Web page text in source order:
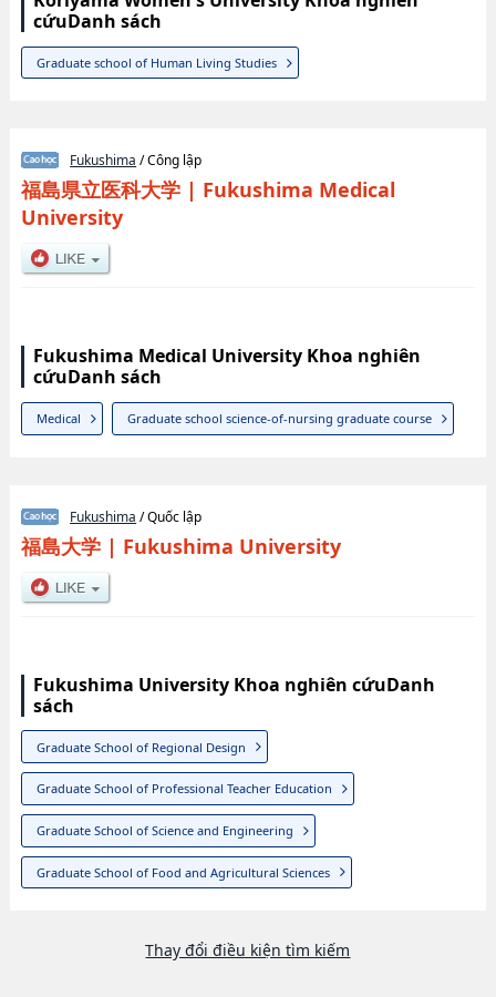
cứuDanh sách
Graduate school of Human Living Studies
Fukushima / Công lập
福島県立医科大学| Fukushima Medical
University
Fukushima Medical University Khoa nghiên
cứuDanh sách
Medical Graduate school science-of-nursing graduate course
Fukushima / Quốc lập
福島大学| Fukushima University
Fukushima University Khoa nghiên cứuDanh
sách
Graduate School of Regional Design
Graduate School of Professional Teacher Education
Graduate School of Science and Engineering
Graduate School of Food and Agricultural Sciences
Thay đổi điều kiện tìm kiếm